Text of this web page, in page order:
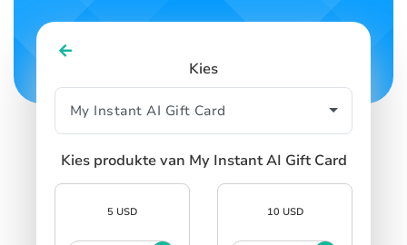
Kies
Kies produkte van My Instant AI Gift Card
5 USD 10 USD